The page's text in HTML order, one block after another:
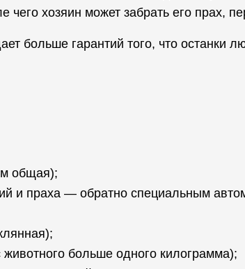
хозяин может забрать его прах,
больше гарантий того, что останки
общая);
и праха — обратно специальным
больше одного килограмма);